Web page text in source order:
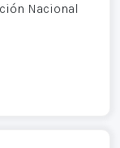
Nacional